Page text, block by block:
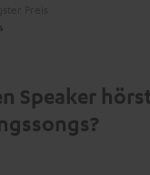
Speaker